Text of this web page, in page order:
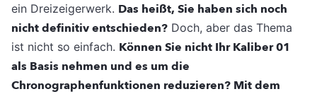
ein Dreizeigerwerk. Das heißt, Sie haben sich noch
nicht definitiv entschieden? Doch, aber das Thema
ist nicht so einfach. Können Sie nicht Ihr Kaliber 01
als Basis nehmen und es um die
Chronographenfunktionen reduzieren? Mit dem